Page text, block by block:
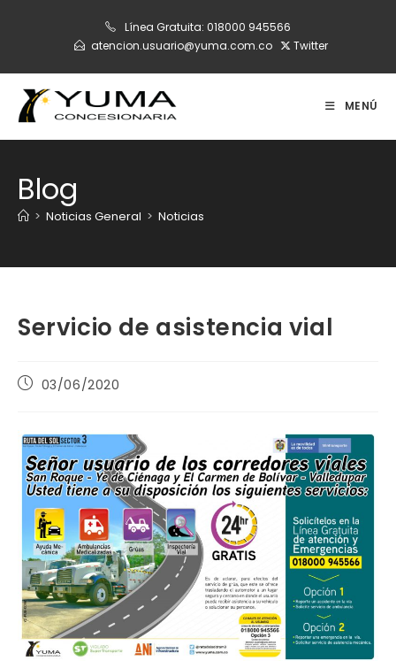
Línea Gratuita: 018000 945566
atencion.usuario@yuma.com.co
Twitter
MENÚ
Blog
> Noticias General > Noticias
Servicio de asistencia vial
Publicación
entrada:
03/06/2020